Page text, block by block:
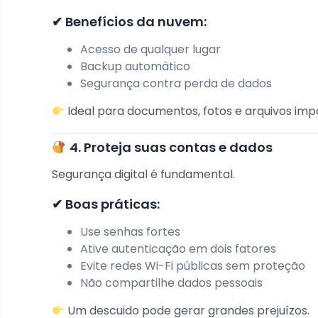
✔ Benefícios da nuvem:
Acesso de qualquer lugar
Backup automático
Segurança contra perda de dados
Ideal para documentos, fotos e arquivos
4. Proteja suas contas e dados
Segurança digital é fundamental.
✔ Boas práticas:
Use senhas fortes
Ative autenticação em dois fatores
Evite redes Wi-Fi públicas sem proteção
Não compartilhe dados pessoais
Um descuido pode gerar grandes prejuízos.